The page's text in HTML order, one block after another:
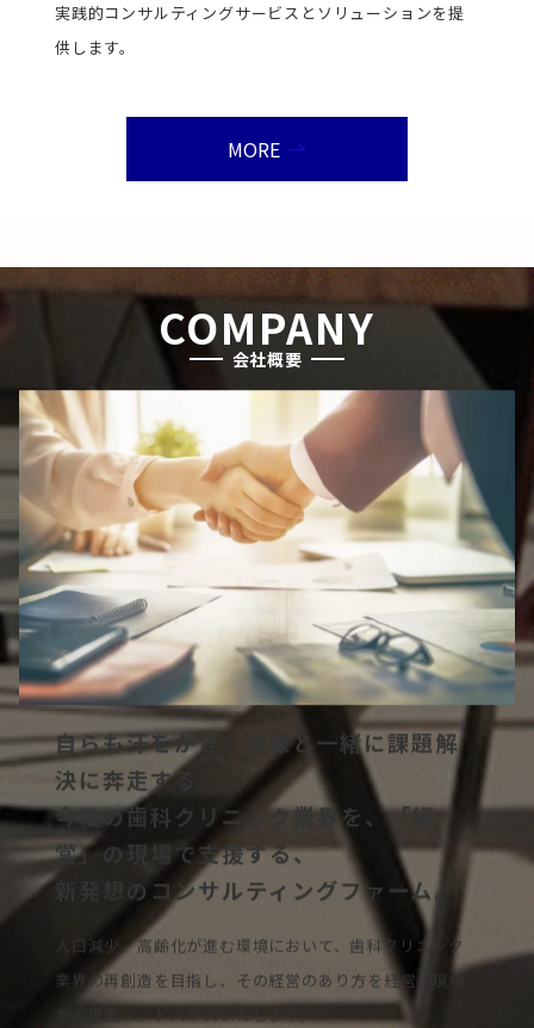
実践的コンサルティングサービスとソリューションを提
供します。
MORE
COMPANY
会社概要
自らも汗をかき、皆様と一緒に課題解
決に奔走する。
今後の歯科クリニック業界を、「経
営」の現場で支援する、
新発想のコンサルティングファーム。
人口減少、高齢化が進む環境において、歯科クリニック
業界の再創造を目指し、その経営のあり方を経営の現場
から提案・アドバイスいたします。